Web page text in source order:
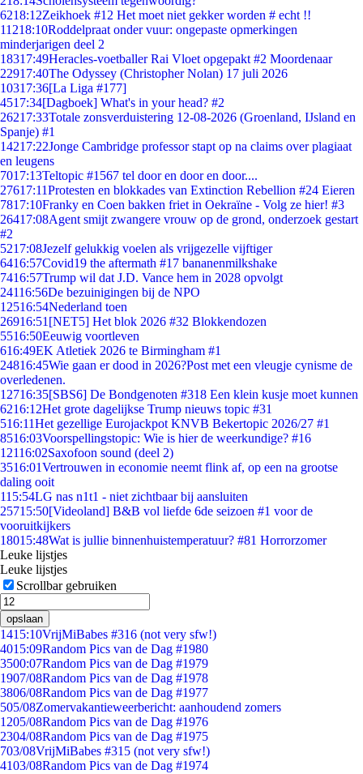
6218:12Zeikhoek #12 Het moet niet gekker worden # echt !!
11218:10Roddelpraat onder vuur: ongepaste opmerkingen
minderjarigen deel 2
18317:49Heracles-voetballer Rai Vloet opgepakt #2 Moordenaar
22917:40The Odyssey (Christopher Nolan) 17 juli 2026
10317:36[La Liga #177]
4517:34[Dagboek] What's in your head? #2
26217:33Totale zonsverduistering 12-08-2026 (Groenland, IJsland en
Spanje) #1
14217:22Jonge Cambridge professor stapt op na claims over plagiaat
en leugens
7017:13Teltopic #1567 tel door en door en door....
27617:11Protesten en blokkades van Extinction Rebellion #24 Eieren
7817:10Franky en Coen bakken friet in Oekraïne - Volg ze hier! #3
26417:08Agent smijt zwangere vrouw op de grond, onderzoek gestart
#2
5217:08Jezelf gelukkig voelen als vrijgezelle vijftiger
6416:57Covid19 the aftermath #17 bananenmilkshake
7416:57Trump wil dat J.D. Vance hem in 2028 opvolgt
24116:56De bezuinigingen bij de NPO
12516:54Nederland toen
26916:51 [NET5] Het blok 2026 #32 Blokkendozen
5516:50Eeuwig voortleven
616:49EK Atletiek 2026 te Birmingham #1
24816:45Wie gaan er dood in 2026?Post met een vleugje cynisme de
overledenen.
12716:35[SBS6] De Bondgenoten #318 Een klein kusje moet kunnen
6216:12Het grote dagelijkse Trump nieuws topic #31
516:11Het gezellige Eurojackpot KNVB Bekertopic 2026/27 #1
8516:03Voorspellingstopic: Wie is hier de weerkundige? #16
12116:02Saxofoon sound (deel 2)
3516:01Vertrouwen in economie neemt flink af, op een na grootse
daling ooit
115:54LG nas n1t1 - niet zichtbaar bij aansluiten
25715:50[Videoland] B&B vol liefde 6de seizoen #1 voor de
vooruitkijkers
18015:48Wat is jullie binnenhuistemperatuur? #81 Horrorzomer
Leuke lijstjes
Leuke lijstjes
Scrollbar gebruiken
opslaan
1415:10VrijMiBabes #316 (not very sfw!)
4015:09Random Pics van de Dag #1980
3500:07Random Pics van de Dag #1979
1907/08Random Pics van de Dag #1978
3806/08Random Pics van de Dag #1977
505/08Zomervakantieweerbericht: aanhoudend zomers
1205/08Random Pics van de Dag #1976
2304/08Random Pics van de Dag #1975
703/08VrijMiBabes #315 (not very sfw!)
4103/08Random Pics van de Dag #1974